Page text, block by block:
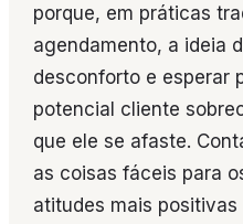
porque, em práticas
agendamento, a ideia
desconforto e esperar
potencial cliente
que ele se afaste.
as coisas fáceis para
atitudes mais